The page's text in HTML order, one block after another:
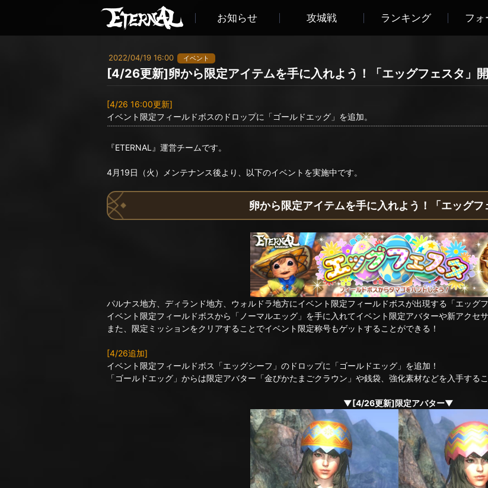
お知らせ 攻城戦 ランキング フォ
2022/04/19 16:00 イベント
[4/26更新]卵から限定アイテムを手に入れよう！「エッグフェスタ」
[4/26 16:00更新]
イベント限定フィールドボスのドロップに「ゴールドエッグ」を追加。
『ETERNAL』運営チームです。
4月19日（火）メンテナンス後より、以下のイベントを実施中です。
卵から限定アイテムを手に入れよう！「エッグフ
パルナス地方、ディランド地方、ウォルドラ地方にイベント限定フィールドボスが出現する「エッグ
イベント限定フィールドボスから「ノーマルエッグ」を手に入れてイベント限定アバターや新アクセ
また、限定ミッションをクリアすることでイベント限定称号もゲットすることができる！
[4/26追加]
イベント限定フィールドボス「エッグシーフ」のドロップに「ゴールドエッグ」を追加！
「ゴールドエッグ」からは限定アバター「金ぴかたまごクラウン」や銭袋、強化素材などを入手するこ
▼[4/26更新]限定アバター▼